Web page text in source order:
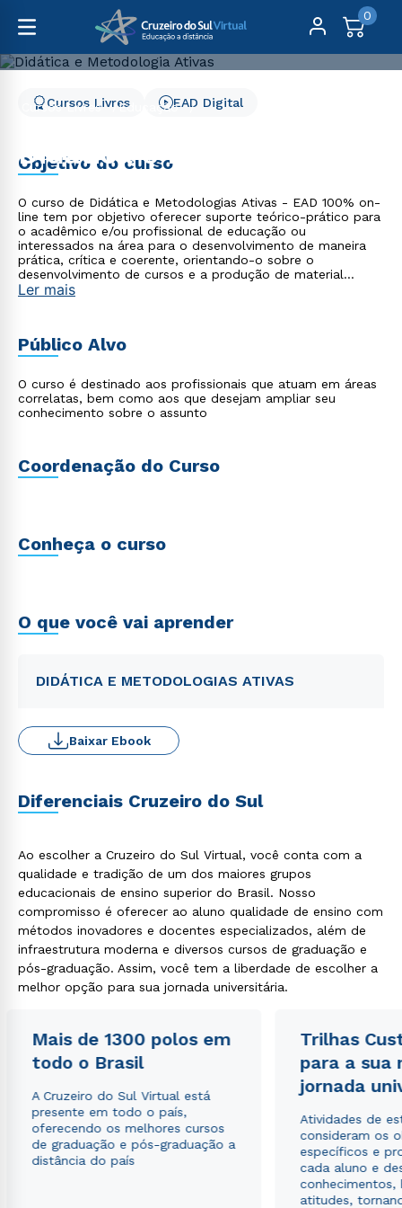
0
Cursos Livres
Educação
Didática e Metodologia
Ativas
Cursos Livres EAD Digital
Objetivo do curso
O curso de Didática e Metodologias Ativas - EAD 100% on-
line tem por objetivo oferecer suporte teórico-prático para
o acadêmico e/ou profissional de educação ou
interessados na área para o desenvolvimento de maneira
prática, crítica e coerente, orientando-o sobre o
desenvolvimento de cursos e a produção de material
didático para o ensino virtual. Explorando as principais
Ler mais
Público Alvo
O curso é destinado aos profissionais que atuam em áreas
correlatas, bem como aos que desejam ampliar seu
conhecimento sobre o assunto
Coordenação do Curso
Conheça o curso
O que você vai aprender
DIDÁTICA E METODOLOGIAS ATIVAS
Baixar Ebook
Diferenciais Cruzeiro do Sul
Ao escolher a Cruzeiro do Sul Virtual, você conta com a
qualidade e tradição de um dos maiores grupos
educacionais de ensino superior do Brasil. Nosso
compromisso é oferecer ao aluno qualidade de ensino com
métodos inovadores e docentes especializados, além de
infraestrutura moderna e diversos cursos de graduação e
pós-graduação. Assim, você tem a liberdade de escolher a
melhor opção para sua jornada universitária.
Mais de 1300 polos em
todo o Brasil
A Cruzeiro do Sul Virtual está
presente em todo o país,
oferecendo os melhores cursos
de graduação e pós-graduação a
distância do país
Trilhas
para a sua
jornada
Atividades de
consideram os
específicos e
cada aluno e
conhecimentos,
atitudes,